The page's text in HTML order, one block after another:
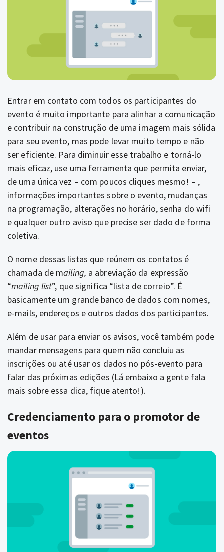
Entrar em contato com todos os participantes do
evento é muito importante para alinhar a comunicação
e contribuir na construção de uma imagem mais sólida
para seu evento, mas pode levar muito tempo e não
ser eficiente. Para diminuir esse trabalho e torná-lo
mais eficaz, use uma ferramenta que permita enviar,
de uma única vez – com poucos cliques mesmo! – ,
informações importantes sobre o evento, mudanças
na programação, alterações no horário, senha do wifi
e qualquer outro aviso que precise ser dado de forma
coletiva.
O nome dessas listas que reúnem os contatos é
chamada de mailing, a abreviação da expressão
“mailing list”, que significa “lista de correio”. É
basicamente um grande banco de dados com nomes,
e-mails, endereços e outros dados dos participantes.
Além de usar para enviar os avisos, você também pode
mandar mensagens para quem não concluiu as
inscrições ou até usar os dados no pós-evento para
falar das próximas edições (Lá embaixo a gente fala
mais sobre essa dica, fique atento!).
Credenciamento para o promotor de
eventos